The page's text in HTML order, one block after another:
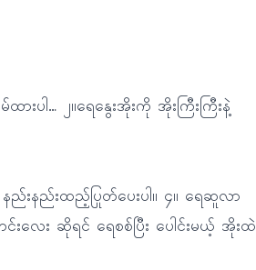
ပါ… ၂။ရေနွေးအိုးကို အိုးကြီးကြီးနဲ့
ည်းနည်းထည့်ပြုတ်ပေးပါ။ ၄။ ရေဆူလာ
လေး ဆိုရင် ရေစစ်ပြီး ပေါင်းမယ့် အိုးထဲ